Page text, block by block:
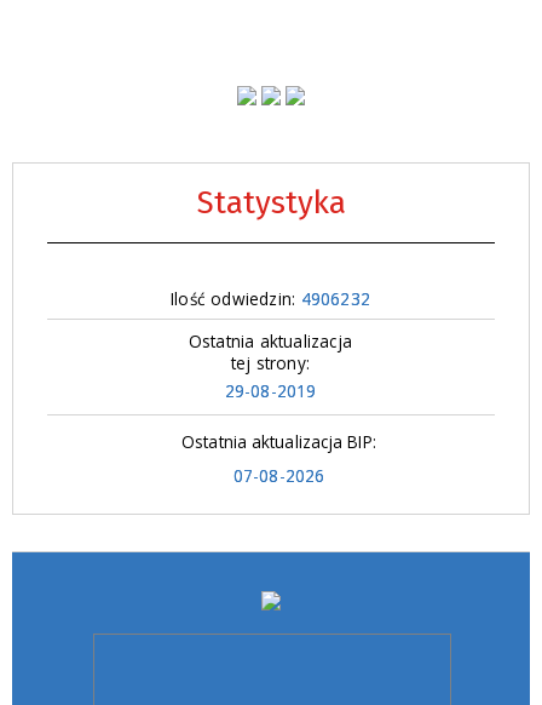
Statystyka
Ilość odwiedzin: 4906232
Ostatnia aktualizacja
tej strony:
29-08-2019
Ostatnia aktualizacja BIP:
07-08-2026